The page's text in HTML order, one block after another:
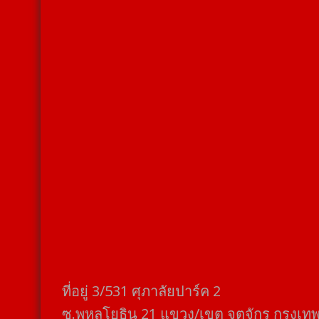
ที่อยู่​ 3/531​ ศุภาลัยปาร์ค​ 2
ซ.พหลโยธิน​ 21​ แขวง/เขต​ จตุจักร​ กรุงเท